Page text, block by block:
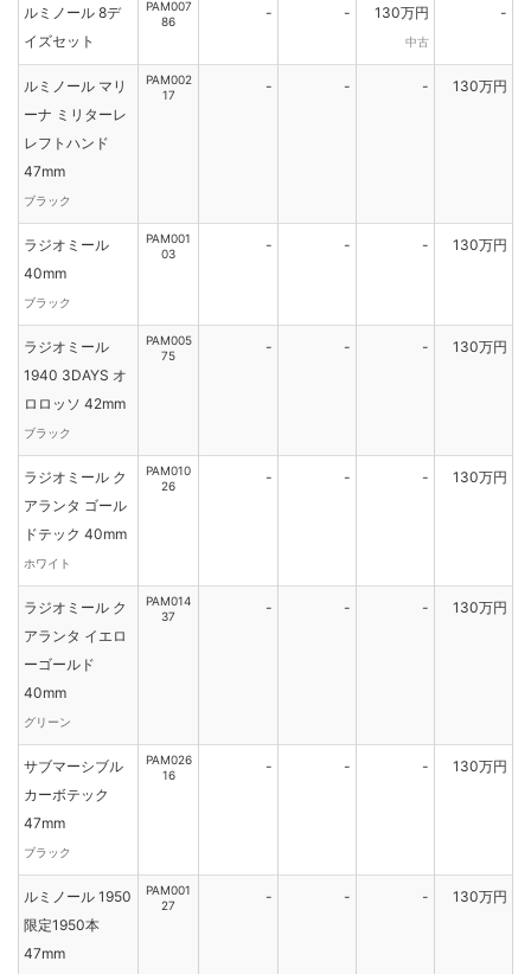
ルミノール 8デ
イズセット
PAM007
86
- - 130万円
中古
-
ルミノール マリ
ーナ ミリターレ
レフトハンド
47mm
ブラック
PAM002
17
- - - 130万円
ラジオミール
40mm
ブラック
PAM001
03
- - - 130万円
ラジオミール
1940 3DAYS オ
ロロッソ 42mm
ブラック
PAM005
75
- - - 130万円
ラジオミール ク
アランタ ゴール
ドテック 40mm
ホワイト
PAM010
26
- - - 130万円
ラジオミール ク
アランタ イエロ
ーゴールド
40mm
グリーン
PAM014
37
- - - 130万円
サブマーシブル
カーボテック
47mm
ブラック
PAM026
16
- - - 130万円
ルミノール 1950
限定1950本
47mm
PAM001
27
- - - 130万円